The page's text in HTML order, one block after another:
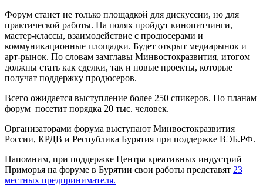
Форум станет не только площадкой для дискуссии, но для
практической работы. На полях пройдут кинопитчинги,
мастер-классы, взаимодействие с продюсерами и
коммуникационные площадки. Будет открыт медиарынок и
арт-рынок. По словам замглавы Минвостокразвития, итогом
должны стать как сделки, так и новые проекты, которые
получат поддержку продюсеров.
Всего ожидается выступление более 250 спикеров. По планам
форум посетит порядка 20 тыс. человек.
Организаторами форума выступают Минвостокразвития
России, КРДВ и Республика Бурятия при поддержке ВЭБ.РФ.
Напомним, при поддержке Центра креативных индустрий
Приморья на форуме в Бурятии свои работы представят 23
местных предпринимателя.